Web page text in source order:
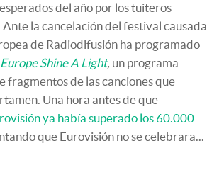
del año por los tuiteros
la cancelación del festival causada
de Radiodifusión ha programado
Shine A Light, un programa
fragmentos de las canciones que
Una hora antes de que
ya había superado los 60.000
que Eurovisión no se celebrara...